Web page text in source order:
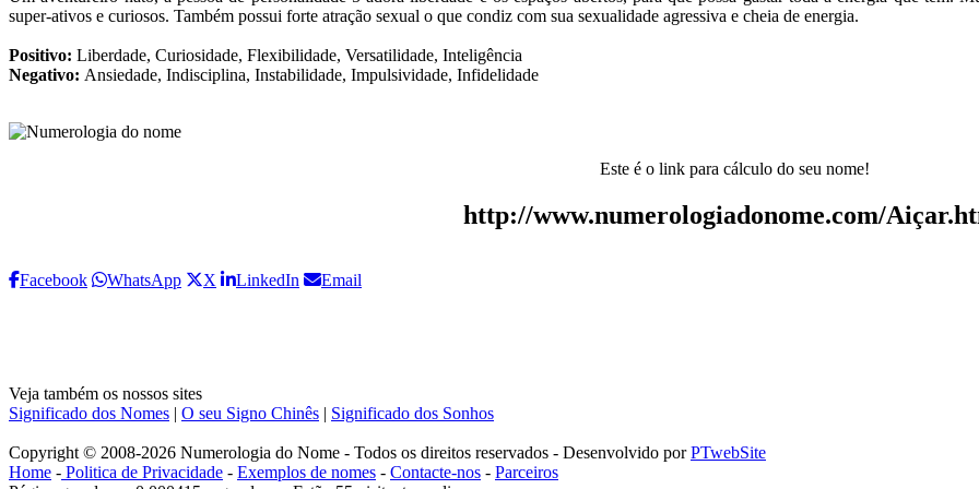
super-ativos e curiosos. Também possui forte atração sexual o que condiz com sua sexualidade agressiva e cheia de energia.
Positivo: Liberdade, Curiosidade, Flexibilidade, Versatilidade, Inteligência
Negativo: Ansiedade, Indisciplina, Instabilidade, Impulsividade, Infidelidade
Este é o link para cálculo do seu nome!
http://www.numerologiadonome.com/
Facebook WhatsApp X LinkedIn Email
Veja também os nossos sites
Significado dos Nomes
O seu Signo Chinês Significado dos Sonhos
Copyright © 2008-2026 Numerologia do Nome - Todos os direitos reservados - Desenvolvido porPTwebSite
Home - Politica de Privacidade - Exemplos de nomes - Contacte-nos - Parceiros